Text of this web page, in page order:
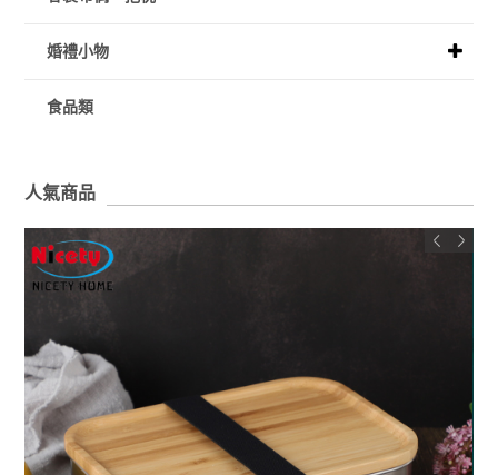
婚禮小物
食品類
人氣商品